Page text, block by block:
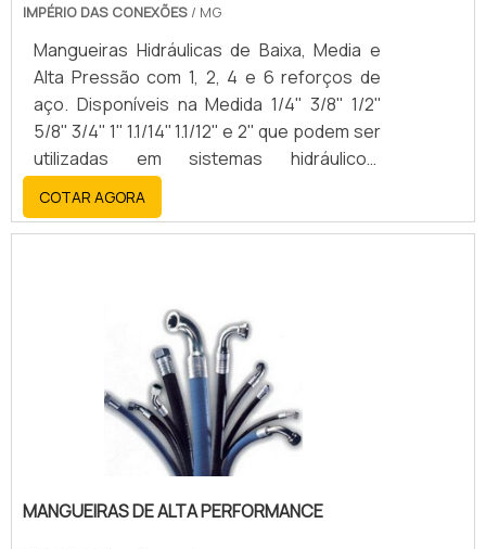
IMPÉRIO DAS CONEXÕES / MG
Mangueiras Hidráulicas de Baixa, Media e
Alta Pressão com 1, 2, 4 e 6 reforços de
aço. Disponíveis na Medida 1/4'' 3/8'' 1/2''
5/8'' 3/4'' 1'' 1.1/14'' 1.1/12'' e 2'' que podem ser
utilizadas em sistemas hidráulicos,
equipamentos de lubrificação, limpeza de
galerias, bombeamento de concreto,
transporte de produtos químicos e
água saturada, macaco hidráulico,
condução de óleos. Outros Modelos:
TERMOPLÁSTICA GÁS FREON
COMBUSTÍVEL TEFLON COMPRESSOR
COTAR AGORA
MANGUEIRAS DE ALTA PERFORMANCE